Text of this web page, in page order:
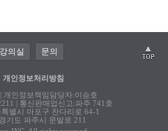
의실 문의
개인정보처리방침
개인정보책임담당자:이승호
| 통신판매업신고:파주 741호
별시 마포구 잔다리로 64-1
기도 파주시 문발로 211